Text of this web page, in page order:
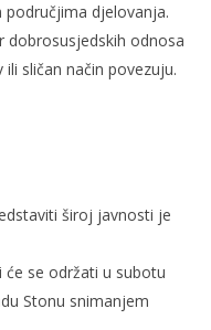
djelovanja.
dobrosusjedskih odnosa
sličan način povezuju.
široj javnosti je
će se održati u subotu
Stonu snimanjem